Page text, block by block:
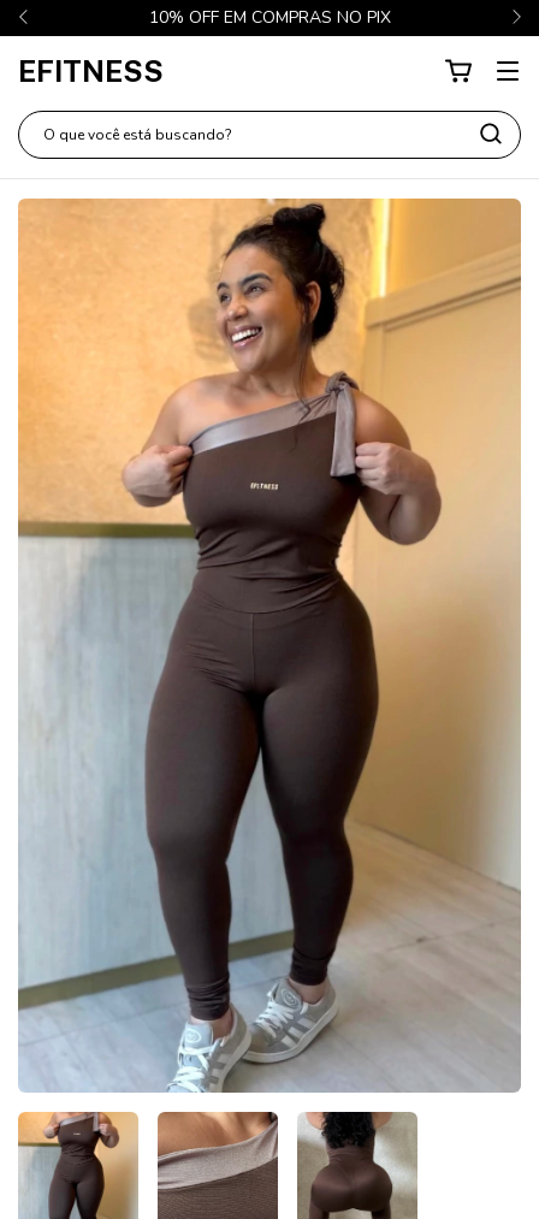
FRETE GRÁTIS EM COMPRAS ACIMA DE 350,00 REAIS
EFITNESS